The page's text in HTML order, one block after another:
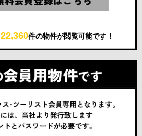
22,360件の物件が閲覧可能です！